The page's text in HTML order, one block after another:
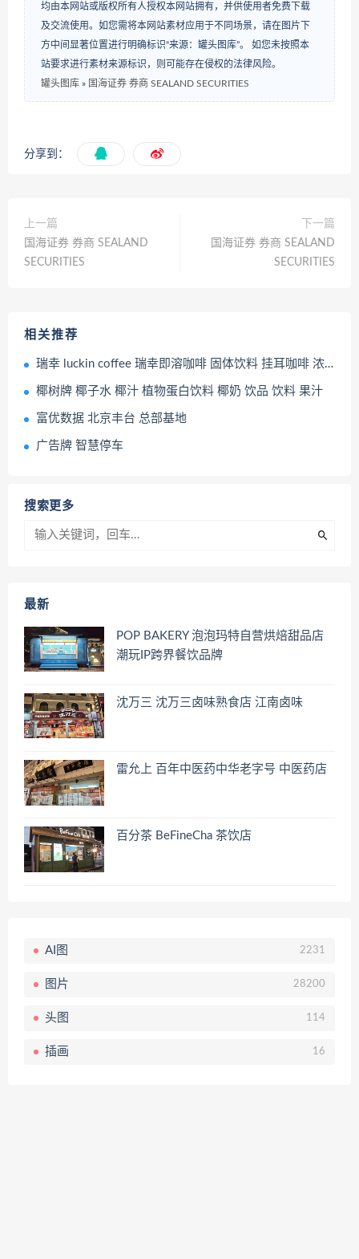
均由本网站或版权所有人授权本网站拥有，并供使用者免费下载
及交流使用。如您需将本网站素材应用于不同场景，请在图片下
方中间显著位置进行明确标识“来源：罐头图库”。 如您未按照本
站要求进行素材来源标识，则可能存在侵权的法律风险。
罐头图库 » 国海证券 券商 SEALAND SECURITIES
分享到：
上一篇
国海证券 券商 SEALAND
SECURITIES
下一篇
国海证券 券商 SEALAND
SECURITIES
相关推荐
瑞幸 luckin coffee 瑞幸即溶咖啡 固体饮料 挂耳咖啡 浓缩咖啡液 瑞幸咖啡饮料
椰树牌 椰子水 椰汁 植物蛋白饮料 椰奶 饮品 饮料 果汁
富优数据 北京丰台 总部基地
广告牌 智慧停车
搜索更多
最新
POP BAKERY 泡泡玛特自营烘焙甜品店
潮玩IP跨界餐饮品牌
沈万三 沈万三卤味熟食店 江南卤味
雷允上 百年中医药中华老字号 中医药店
百分茶 BeFineCha 茶饮店
AI图 2231
图片 28200
头图 114
插画 16